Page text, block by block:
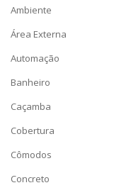
Ambiente
Área Externa
Automação
Banheiro
Caçamba
Cobertura
Cômodos
Concreto